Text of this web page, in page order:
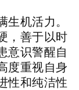
机活力。
，善于以时
意识警醒自
度重视自身
性和纯洁性